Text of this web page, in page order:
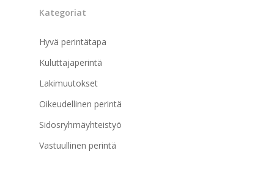
Kategoriat
Hyvä perintätapa
Kuluttajaperintä
Lakimuutokset
Oikeudellinen perintä
Sidosryhmäyhteistyö
Vastuullinen perintä